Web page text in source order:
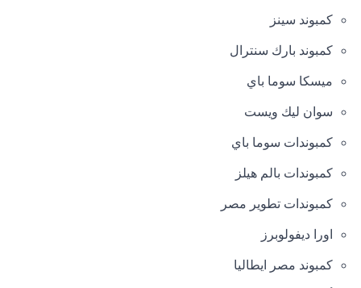
كمبوند سينز
كمبوند بارك سنترال
ميسكا سوما باي
سوان ليك ويست
كمبوندات سوما باي
كمبوندات بالم هيلز
كمبوندات تطوير مصر
اورا ديفولوبرز
كمبوند مصر ايطاليا